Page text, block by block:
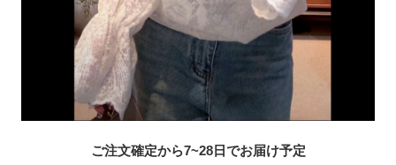
ご注文確定から7~28日でお届け予定